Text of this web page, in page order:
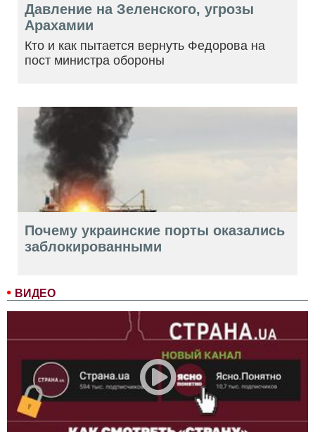
ВИДЕО
Давление на Зеленского, угрозы
Арахамии
Кто и как пытается вернуть Федорова на
пост министра обороны
Почему украинские порты оказались
заблокированными